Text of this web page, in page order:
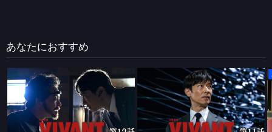
あなたにおすすめ
VIVANT(2026)
VIVANT(2026)
第十一話 新たな冒険始まる